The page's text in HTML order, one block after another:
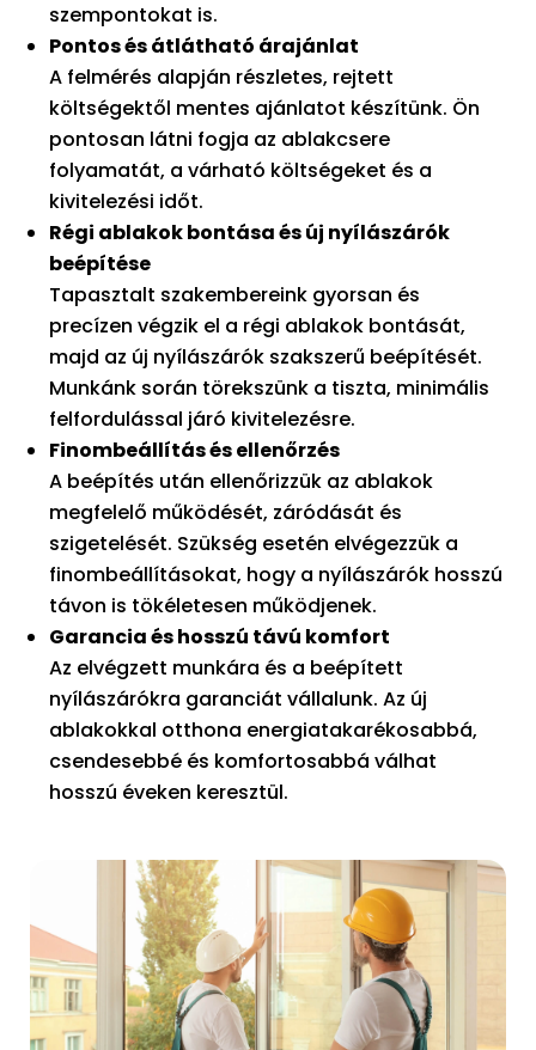
szempontokat is.
Pontos és átlátható árajánlat
A felmérés alapján részletes, rejtett
költségektől mentes ajánlatot készítünk. Ön
pontosan látni fogja az ablakcsere
folyamatát, a várható költségeket és a
kivitelezési időt.
Régi ablakok bontása és új nyílászárók
beépítése
Tapasztalt szakembereink gyorsan és
precízen végzik el a régi ablakok bontását,
majd az új nyílászárók szakszerű beépítését.
Munkánk során törekszünk a tiszta, minimális
felfordulással járó kivitelezésre.
Finombeállítás és ellenőrzés
A beépítés után ellenőrizzük az ablakok
megfelelő működését, záródását és
szigetelését. Szükség esetén elvégezzük a
finombeállításokat, hogy a nyílászárók hosszú
távon is tökéletesen működjenek.
Garancia és hosszú távú komfort
Az elvégzett munkára és a beépített
nyílászárókra garanciát vállalunk. Az új
ablakokkal otthona energiatakarékosabbá,
csendesebbé és komfortosabbá válhat
hosszú éveken keresztül.